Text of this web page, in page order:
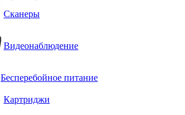
Сканеры
Видеонаблюдение
Бесперебойное питание
Картриджи